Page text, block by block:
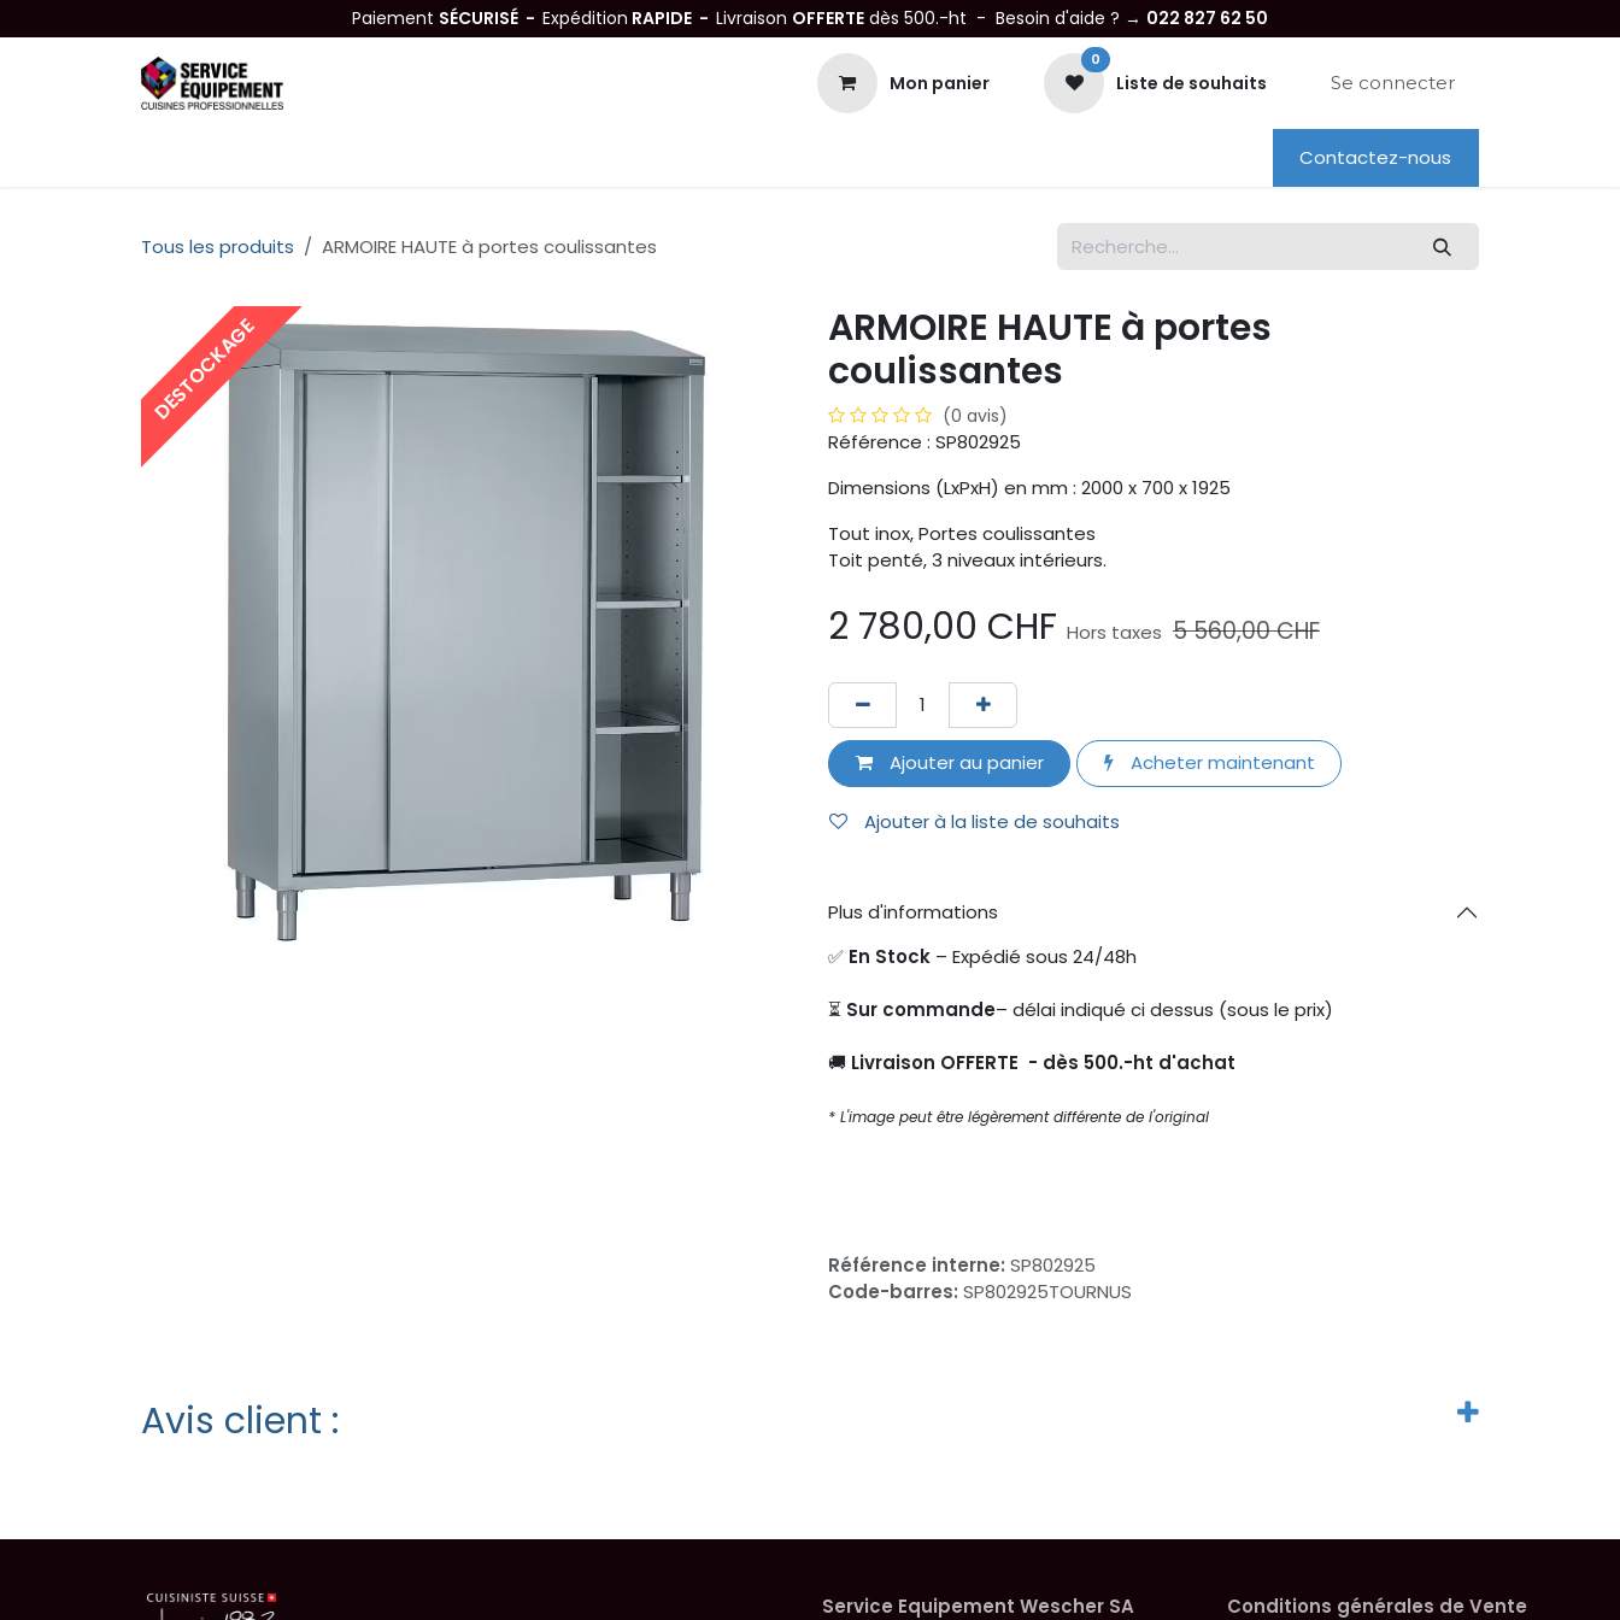
Paiement SÉCURISÉ - Expédition RAPIDE - Livraison OFFERTE dès 500.-ht - Besoin d'aide ? → 022 827 62 50
Mon panier
0
Liste de souhaits Se connecter
Dépannage Location
Contactez-nous
Tous les produits ARMOIRE HAUTE à portes coulissantes
DESTOCKAGE
ARMOIRE HAUTE à portes
coulissantes
(0 avis)
Référence : SP802925
Dimensions (LxPxH) en mm : 2000 x 700 x 1925
Tout inox, Portes coulissantes
Toit penté, 3 niveaux intérieurs.
2 780,00 CHF Hors taxes 5 560,00CHF
Ajouter au panier Acheter maintenant
Ajouter à la liste de souhaits
Plus d'informations
✅ En Stock – Expédié sous 24/48h
⏳ Sur commande– délai indiqué ci dessus (sous le prix)
🚚 Livraison OFFERTE - dès 500.-ht d'achat
* L'image peut être légèrement différente de l'original
Référence interne: SP802925
Code-barres: SP802925TOURNUS
Avis client :
Service Equipement Wescher SA Conditions générales de Vente